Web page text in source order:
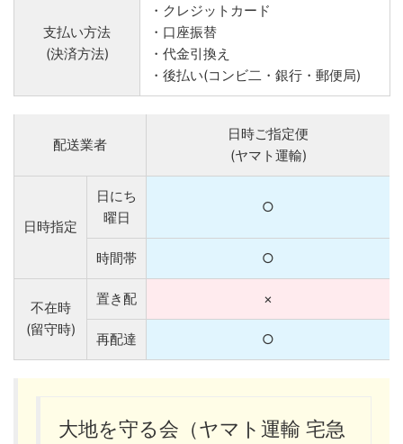
支払い方法
(決済方法)
・クレジットカード
・口座振替
・代金引換え
・後払い(コンビ二・銀行・郵便局)
配送業者
日時ご指定便
(ヤマト運輸)
日時指定
日にち
曜日
○
時間帯 ○
不在時
(留守時)
置き配 ×
再配達 ○
大地を守る会（ヤマト運輸 宅急